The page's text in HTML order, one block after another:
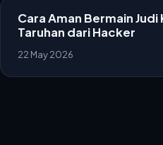
Cara Aman Bermain
Taruhan dari Hacker
22 May 2026